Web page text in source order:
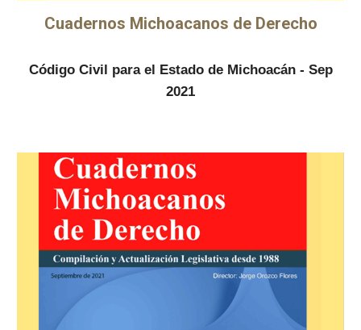
Cuadernos Michoacanos de Derecho
Código Civil para el Estado de Michoacán - Sep
2021